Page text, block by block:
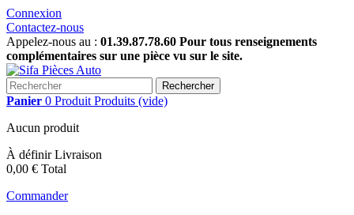
Connexion
Contactez-nous
Appelez-nous au : 01.39.87.78.60 Pour tous renseignements
complémentaires sur une pièce vu sur le site.
Rechercher
Panier 0 Produit Produits (vide)
Aucun produit
À définirLivraison
0,00 € Total
Commander